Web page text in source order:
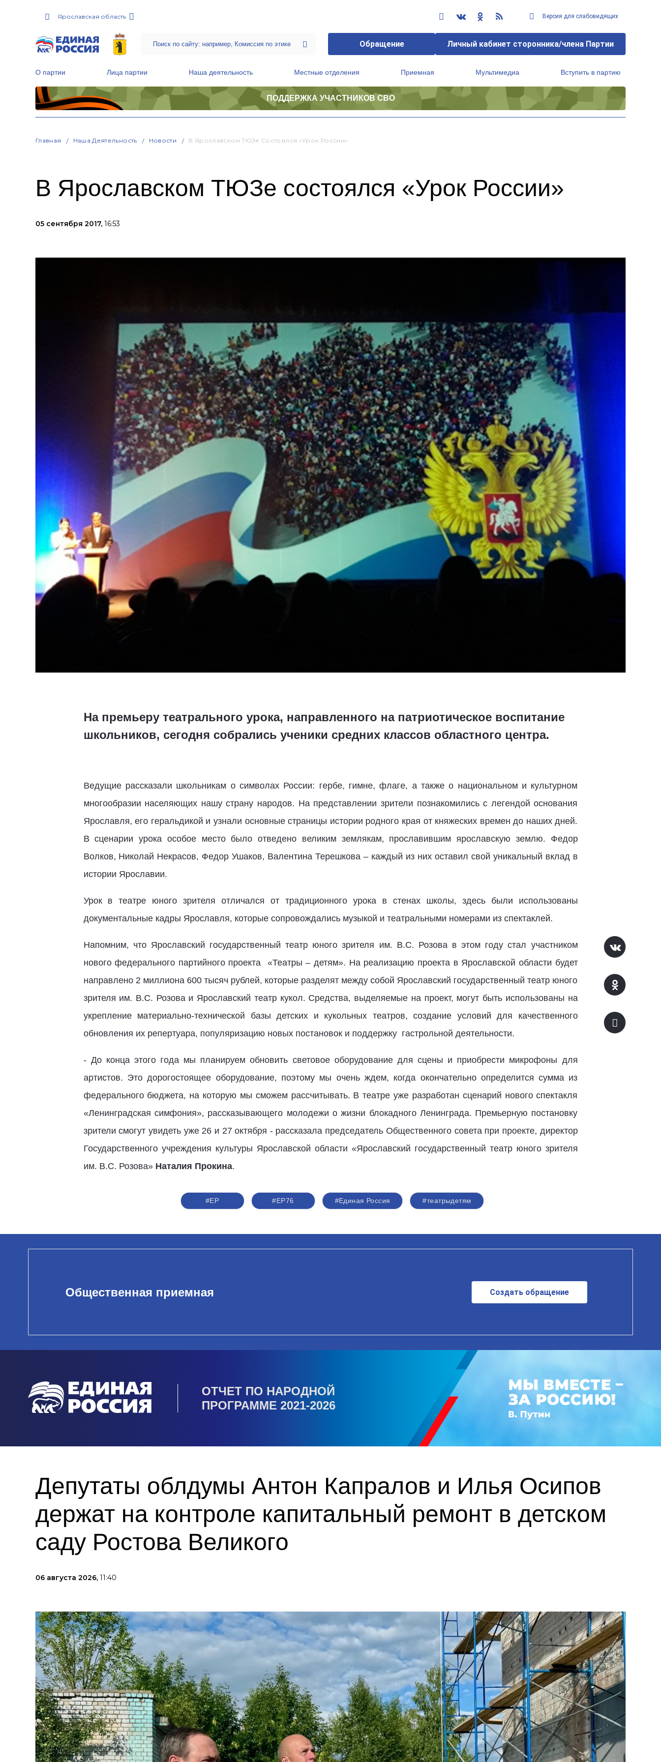
Ярославская область Версия для слабовидящих
Обращение Личный кабинет сторонника/члена Партии
О партии Лица партии Наша деятельность Местные отделения Приемная Мультимедиа Вступить в партию
ПОДДЕРЖКА УЧАСТНИКОВ СВО
Главная Наша Деятельность Новости В Ярославском ТЮЗе Состоялся «Урок России»
В Ярославском ТЮЗе состоялся «Урок России»
05 сентября 2017, 16:53
На премьеру театрального урока, направленного на патриотическое воспитание
школьников, сегодня собрались ученики средних классов областного центра.
Ведущие рассказали школьникам о символах России: гербе, гимне, флаге, а также о национальном и культурном
многообразии населяющих нашу страну народов. На представлении зрители познакомились с легендой основания
Ярославля, его геральдикой и узнали основные страницы истории родного края от княжеских времен до наших дней.
В сценарии урока особое место было отведено великим землякам, прославившим ярославскую землю. Федор
Волков, Николай Некрасов, Федор Ушаков, Валентина Терешкова – каждый из них оставил свой уникальный вклад в
истории Ярославии.
Урок в театре юного зрителя отличался от традиционного урока в стенах школы, здесь были использованы
документальные кадры Ярославля, которые сопровождались музыкой и театральными номерами из спектаклей.
Напомним, что Ярославский государственный театр юного зрителя им. В.С. Розова в этом году стал участником
нового федерального партийного проекта «Театры – детям». На реализацию проекта в Ярославской области будет
направлено 2 миллиона 600 тысяч рублей, которые разделят между собой Ярославский государственный театр юного
зрителя им. В.С. Розова и Ярославский театр кукол. Средства, выделяемые на проект, могут быть использованы на
укрепление материально-технической базы детских и кукольных театров, создание условий для качественного
обновления их репертуара, популяризацию новых постановок и поддержку гастрольной деятельности.
- До конца этого года мы планируем обновить световое оборудование для сцены и приобрести микрофоны для
артистов. Это дорогостоящее оборудование, поэтому мы очень ждем, когда окончательно определится сумма из
федерального бюджета, на которую мы сможем рассчитывать. В театре уже разработан сценарий нового спектакля
«Ленинградская симфония», рассказывающего молодежи о жизни блокадного Ленинграда. Премьерную постановку
зрители смогут увидеть уже 26 и 27 октября - рассказала председатель Общественного совета при проекте, директор
Государственного учреждения культуры Ярославской области «Ярославский государственный театр юного зрителя
им. В.С. Розова»Наталия Прокина.
#ЕР #ЕР76 #Единая Россия #театрыдетям
Общественная приемная Создать обращение
ОТЧЕТ ПО НАРОДНОЙ
ПРОГРАММЕ 2021-2026
Депутаты облдумы Антон Капралов и Илья Осипов
держат на контроле капитальный ремонт в детском
саду Ростова Великого
06 августа 2026, 11:40